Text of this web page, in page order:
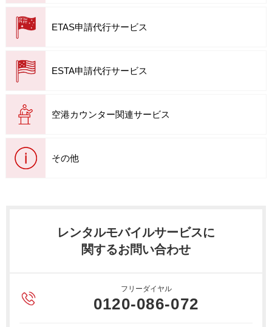
ETAS申請代行サービス
ESTA申請代行サービス
空港カウンター関連サービス
その他
レンタルモバイルサービスに
関するお問い合わせ
フリーダイヤル
0120-086-072